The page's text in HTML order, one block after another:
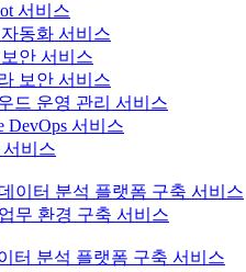
서비스
동화 서비스
안 서비스
보안 서비스
드 운영 관리 서비스
DevOps 서비스
비스
이터 분석 플랫폼 구축 서비스
무 환경 구축 서비스
터 분석 플랫폼 구축 서비스